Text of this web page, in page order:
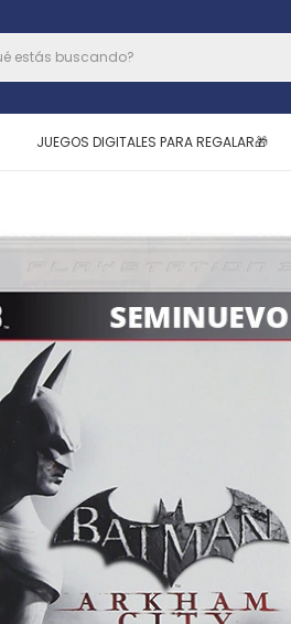
JUEGOS DIGITALES PARA REGALAR🎁